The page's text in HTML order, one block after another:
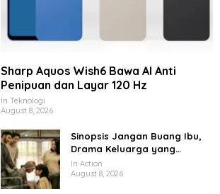
Sharp Aquos Wish6 Bawa AI Anti
Penipuan dan Layar 120 Hz
In Teknologi
August 8, 2026
Sinopsis Jangan Buang Ibu,
Drama Keluarga yang
Menyentuh tentang Kasih
Sayang dan Bakti kepada
In Action
August 8, 2026